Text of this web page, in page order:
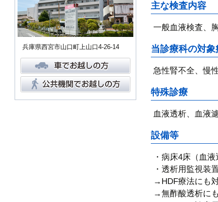
主な検査内容
一般血液検査、
当診療科の対象
急性腎不全、慢
特殊診療
血液透析、血液
設備等
・病床4床（血
・透析用監視装
→HDF療法にも
→無酢酸透析に
兵庫県西宮市山口町上山口4-26-14